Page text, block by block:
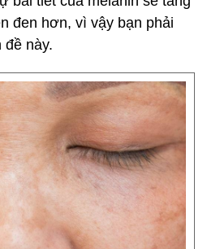
đen hơn, vì vậy bạn phải
đề này.